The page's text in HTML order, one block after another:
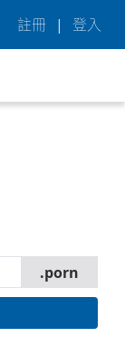
註冊 | 登入